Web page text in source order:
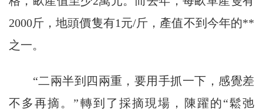
2000斤，地頭價隻有1元/斤，產值不到今年的**
之一。
“二兩半到四兩重，要用手抓一下，感覺差
不多再摘。”轉到了採摘現場，陳躍的“鬆弛